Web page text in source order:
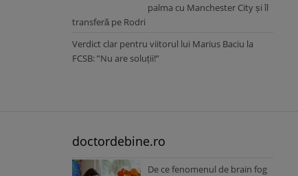
palma cu Manchester City și îl
transferă pe Rodri
Verdict clar pentru viitorul lui Marius Baciu la
FCSB: ”Nu are soluții!”
doctordebine.ro
De ce fenomenul de brain fog